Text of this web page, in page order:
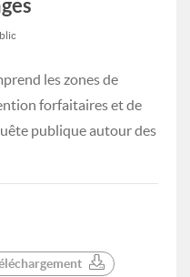
les zones de
forfaitaires et de
publique autour des